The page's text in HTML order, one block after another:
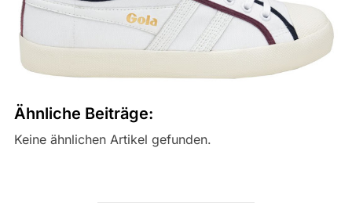
Ähnliche Beiträge:
Keine ähnlichen Artikel gefunden.